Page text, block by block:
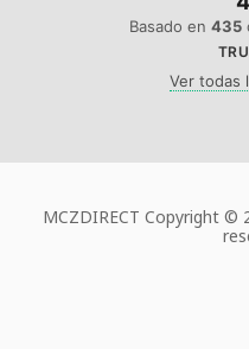
Basado en 435
Ver todas
MCZDIRECT Copyright ©